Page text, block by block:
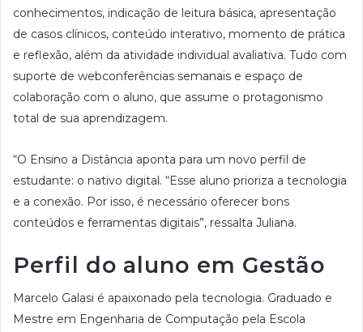
conhecimentos, indicação de leitura básica, apresentação
de casos clínicos, conteúdo interativo, momento de prática
e reflexão, além da atividade individual avaliativa. Tudo com
suporte de webconferências semanais e espaço de
colaboração com o aluno, que assume o protagonismo
total de sua aprendizagem.
“O Ensino a Distância aponta para um novo perfil de
estudante: o nativo digital. “Esse aluno prioriza a tecnologia
e a conexão. Por isso, é necessário oferecer bons
conteúdos e ferramentas digitais”, ressalta Juliana.
Perfil do aluno em Gestão
Marcelo Galasi é apaixonado pela tecnologia. Graduado e
Mestre em Engenharia de Computação pela Escola